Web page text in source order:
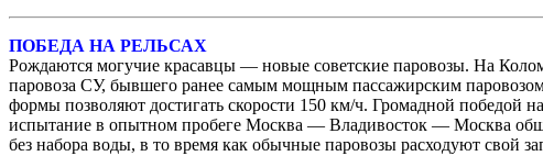
ПОБЕДА НА РЕЛЬСАХ
Рождаются могучие красавцы — новые советские паровозы. На
паровоза СУ, бывшего ранее самым мощным пассажирским
формы позволяют достигать скорости 150 км/ч. Громадной победой
испытание в опытном пробеге Москва — Владивосток — Москва
без набора воды, в то время как обычные паровозы расходуют свой